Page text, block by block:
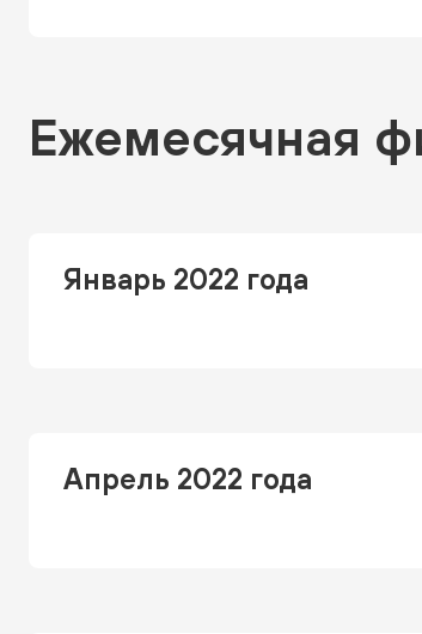
Ежемесячная
Январь 2022 года
Апрель 2022 года